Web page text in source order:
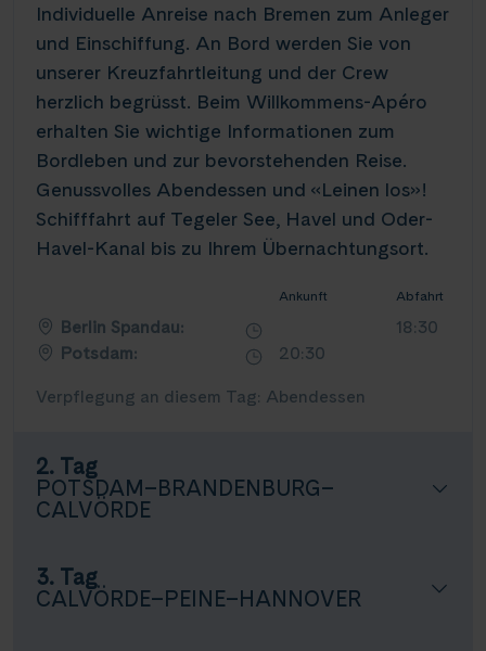
Individuelle Anreise nach Bremen zum Anleger
und Einschiffung. An Bord werden Sie von
unserer Kreuzfahrtleitung und der Crew
herzlich begrüsst. Beim Willkommens-Apéro
erhalten Sie wichtige Informationen zum
Bordleben und zur bevorstehenden Reise.
Genussvolles Abendessen und «Leinen los»!
Schifffahrt auf Tegeler See, Havel und Oder-
Havel-Kanal bis zu Ihrem Übernachtungsort.
Ankunft Abfahrt
Berlin Spandau:
18:30
Potsdam:
20:30
Verpflegung an diesem Tag: Abendessen
2. Tag
POTSDAM–BRANDENBURG–
CALVÖRDE
3. Tag
CALVÖRDE–PEINE–HANNOVER